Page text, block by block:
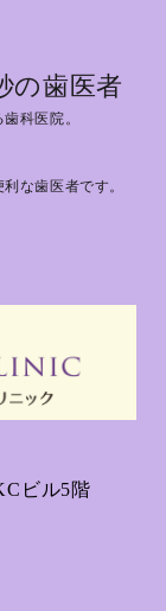
の歯医者
科医院。
な歯医者です。
ビル5階